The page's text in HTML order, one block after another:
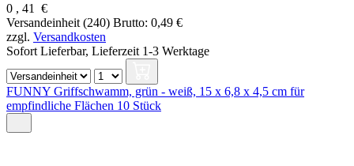
0 , 41
€
Versandeinheit (240) Brutto: 0,49 €
zzgl. Versandkosten
Sofort Lieferbar, Lieferzeit 1-3 Werktage
FUNNY Griffschwamm, grün - weiß, 15 x 6,8 x 4,5 cm für
empfindliche Flächen 10 Stück